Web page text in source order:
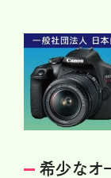
希少なオ